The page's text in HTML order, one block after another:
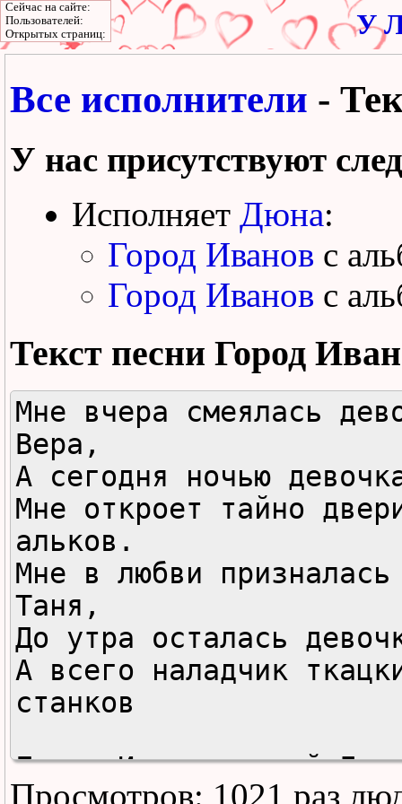
У
Все исполнители -
У нас присутствуют
Исполняет Дюна:
Город Иванов с
Город Иванов с
Текст песни Город
Мне вчера смеялась
Вера,
А сегодня ночью
Мне откроет тайно
альков.
Мне в любви призналась
Таня,
До утра осталась
А всего наладчик
станков
Город Иванов — рай Дон
Просмотров: 1021 раз
Сейчас на сайте:
Пользователей:
Открытых страниц: